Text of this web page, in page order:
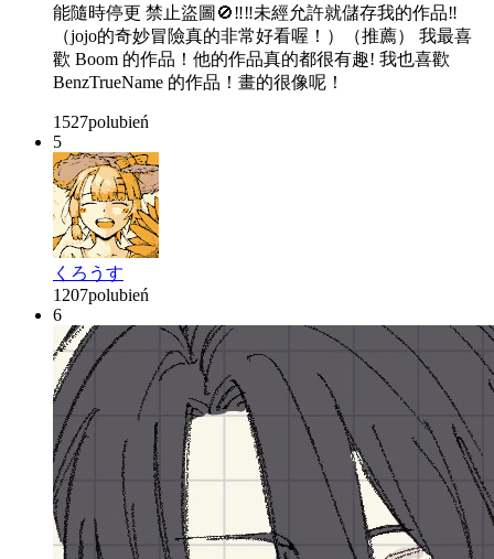
能隨時停更 禁止盜圖🚫‼️‼️未經允許就儲存我的作品‼️
（jojo的奇妙冒險真的非常好看喔！）（推薦） 我最喜
歡 Boom 的作品！他的作品真的都很有趣! 我也喜歡
BenzTrueName 的作品！畫的很像呢！
1527polubień
5
くろうす
1207polubień
6